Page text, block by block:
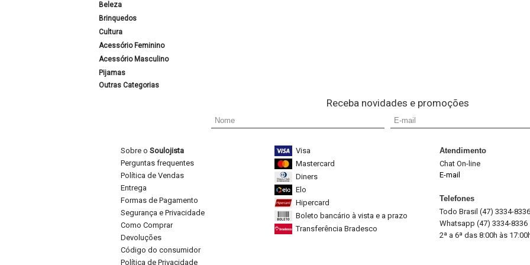
Beleza
Brinquedos
Cultura
Acessório Feminino
Acessório Masculino
Pijamas
Outras Categorias
Receba novidades e promoções
Sobre o Soulojista
Perguntas frequentes
Política de Vendas
Entrega
Formas de Pagamento
Segurança e Privacidade
Como Comprar
Devoluções
Código do consumidor
Política de Privacidade
Visa
Mastercard
Diners
Elo
Hipercard
Boleto bancário à vista e a prazo
Transferência Bradesco
Atendimento
Chat On-line
E-mail
Telefones
Todo Brasil (47) 3334-8336
Whatsapp (47) 3334-8336
2ª a 6ª das 8:00h às